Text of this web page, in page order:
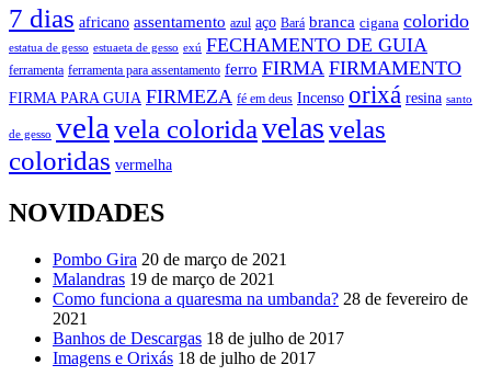
7 dias africano assentamento azul aço Bará branca cigana colorido
estatua de gesso estuaeta de gesso exú FECHAMENTO DE GUIA
ferramenta ferramenta para assentamento ferro FIRMA FIRMAMENTO
FIRMA PARA GUIA FIRMEZA fé em deus Incenso orixá resina santo
de gesso vela vela coloridavelasvelas
coloridas vermelha
NOVIDADES
Pombo Gira 20 de março de 2021
Malandras 19 de março de 2021
Como funciona a quaresma na umbanda? 28 de fevereiro de
2021
Banhos de Descargas 18 de julho de 2017
Imagens e Orixás 18 de julho de 2017